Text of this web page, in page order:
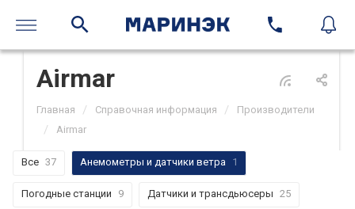
Airmar
Главная / Справочная информация / Производители
/ Airmar
Все 37 Анемометры и датчики ветра 1
Погодные станции 9 Датчики и трансдьюсеры 25